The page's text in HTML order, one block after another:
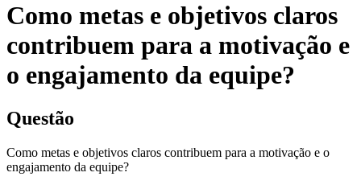
Como metas e objetivos claros
contribuem para a motivação e
o engajamento da equipe?
Questão
Como metas e objetivos claros contribuem para a motivação e o
engajamento da equipe?